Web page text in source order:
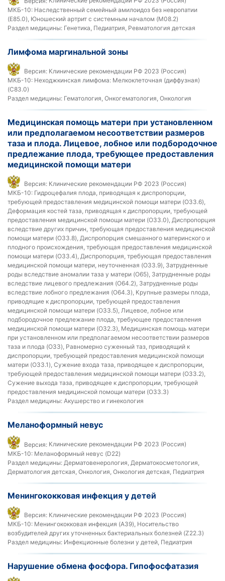
МКБ-10: Наследственный семейный амилоидоз без невропатии
(E85.0), Юношеский артрит с системным началом (M08.2)
Раздел медицины: Генетика, Педиатрия, Ревматология детская
Лимфома маргинальной зоны
Версия: Клинические рекомендации РФ 2023 (Россия)
МКБ-10: Неходжкинская лимфома: Мелкоклеточная (диффузная)
(C83.0)
Раздел медицины: Гематология, Онкогематология, Онкология
Медицинская помощь матери при установленном
или предполагаемом несоответствии размеров
таза и плода. Лицевое, лобное или подбородочное
предлежание плода, требующее предоставления
медицинской помощи матери
Версия: Клинические рекомендации РФ 2023 (Россия)
МКБ-10: Гидроцефалия плода, приводящая к диспропорции,
требующей предоставления медицинской помощи матери (O33.6),
Деформация костей таза, приводящая к диспропорции, требующей
предоставления медицинской помощи матери (O33.0), Диспропорция
вследствие других причин, требующая предоставления медицинской
помощи матери (O33.8), Диспропорция смешанного материнского и
плодного происхождения, требующая предоставления медицинской
помощи матери (O33.4), Диспропорция, требующая предоставления
медицинской помощи матери, неуточненная (O33.9), Затрудненные
роды вследствие аномалии таза у матери (O65), Затрудненные роды
вследствие лицевого предлежания (O64.2), Затрудненные роды
вследствие лобного предлежания (O64.3), Крупные размеры плода,
приводящие к диспропорции, требующей предоставления
медицинской помощи матери (O33.5), Лицевое, лобное или
подбородочное предлежание плода, требующее предоставления
медицинской помощи матери (O32.3), Медицинская помощь матери
при установленном или предполагаемом несоответствии размеров
таза и плода (O33), Равномерно суженный таз, приводящий к
диспропорции, требующей предоставления медицинской помощи
матери (O33.1), Сужение входа таза, приводящее к диспропорции,
требующей предоставления медицинской помощи матери (O33.2),
Сужение выхода таза, приводящее к диспропорции, требующей
предоставления медицинской помощи матери (O33.3)
Раздел медицины: Акушерство и гинекология
Меланоформный невус
Версия: Клинические рекомендации РФ 2023 (Россия)
МКБ-10: Меланоформный невус (D22)
Раздел медицины: Дерматовенерология, Дерматокосметология,
Дерматология детская, Онкология, Онкология детская, Педиатрия
Менингококковая инфекция у детей
Версия: Клинические рекомендации РФ 2023 (Россия)
МКБ-10: Менингококковая инфекция (A39), Носительство
возбудителей других уточненных бактериальных болезней (Z22.3)
Раздел медицины: Инфекционные болезни у детей, Педиатрия
Нарушение обмена фосфора. Гипофосфатазия